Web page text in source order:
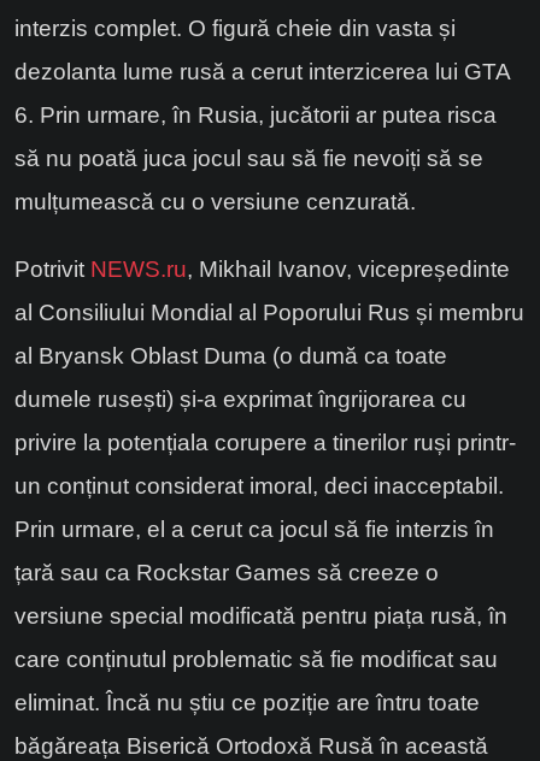
interzis complet. O figură cheie din vasta și
dezolanta lume rusă a cerut interzicerea lui GTA
6. Prin urmare, în Rusia, jucătorii ar putea risca
să nu poată juca jocul sau să fie nevoiți să se
mulțumească cu o versiune cenzurată.
Potrivit NEWS.ru, Mikhail Ivanov, vicepreședinte
al Consiliului Mondial al Poporului Rus și membru
al Bryansk Oblast Duma (o dumă ca toate
dumele rusești) și-a exprimat îngrijorarea cu
privire la potențiala corupere a tinerilor ruși printr-
un conținut considerat imoral, deci inacceptabil.
Prin urmare, el a cerut ca jocul să fie interzis în
țară sau ca Rockstar Games să creeze o
versiune special modificată pentru piața rusă, în
care conținutul problematic să fie modificat sau
eliminat. Încă nu știu ce poziție are întru toate
băgăreața Biserică Ortodoxă Rusă în această